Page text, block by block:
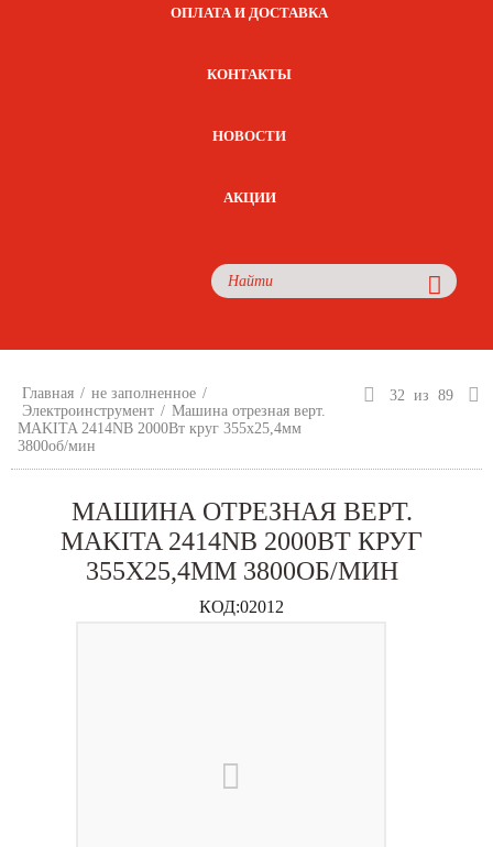
ОПЛАТА И ДОСТАВКА
КОНТАКТЫ
НОВОСТИ
АКЦИИ
Главная / не заполненное /
Электроинструмент / Машина отрезная верт.
MAKITA 2414NB 2000Вт круг 355х25,4мм
3800об/мин
32 из 89
МАШИНА ОТРЕЗНАЯ ВЕРТ.
MAKITA 2414NB 2000ВТ КРУГ
355Х25,4ММ 3800ОБ/МИН
КОД:02012